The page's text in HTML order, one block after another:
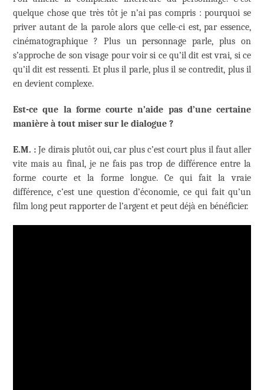
quelque chose que très tôt je n’ai pas compris : pourquoi se
priver autant de la parole alors que celle-ci est, par essence,
cinématographique ? Plus un personnage parle, plus on
s’approche de son visage pour voir si ce qu’il dit est vrai, si ce
qu’il dit est ressenti. Et plus il parle, plus il se contredit, plus il
en devient complexe.
Est-ce que la forme courte n’aide pas d’une certaine
manière à tout miser sur le dialogue ?
E.M. : Je dirais plutôt oui, car plus c’est court plus il faut aller
vite mais au final, je ne fais pas trop de différence entre la
forme courte et la forme longue. Ce qui fait la vraie
différence, c’est une question d’économie, ce qui fait qu’un
film long peut rapporter de l’argent et peut déjà en bénéficier.